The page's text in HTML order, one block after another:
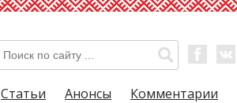
Статьи Анонсы Комментарии